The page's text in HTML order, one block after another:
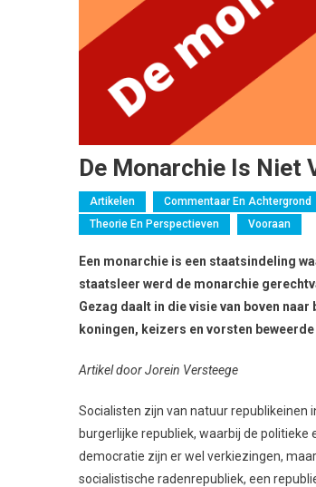
De Monarchie Is Niet
Artikelen Commentaar En Achtergrond
Theorie En Perspectieven
Vooraan
Een monarchie is een staatsindeling
staatsleer werd de monarchie
Gezag daalt in die visie van boven
koningen, keizers en vorsten beweerde
Artikel door Jorein Versteege
Socialisten zijn van natuur republikeinen
burgerlijke republiek, waarbij de politieke
democratie zijn er wel verkiezingen,
socialistische radenrepubliek, een